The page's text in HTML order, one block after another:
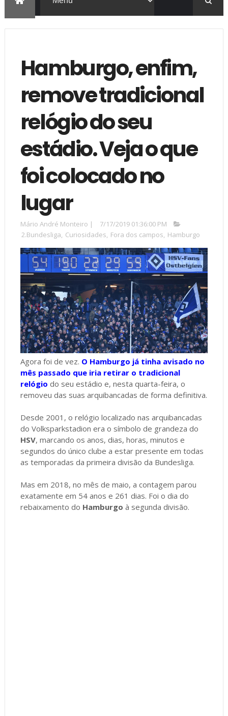
Hamburgo, enfim,
remove tradicional
relógio do seu
estádio. Veja o que
foi colocado no
lugar
Mário André Monteiro |
7/17/2019 01:36:00 PM
2.Bundesliga, Curiosidades, Fora dos campos, Hamburgo
Agora foi de vez. O Hamburgo já tinha avisado no
mês passado que iria retirar o tradicional
relógio do seu estádio e, nesta quarta-feira, o
removeu das suas arquibancadas de forma definitiva.
Desde 2001, o relógio localizado nas arquibancadas
do Volksparkstadion era o símbolo de grandeza do
HSV, marcando os anos, dias, horas, minutos e
segundos do único clube a estar presente em todas
as temporadas da primeira divisão da Bundesliga.
Mas em 2018, no mês de maio, a contagem parou
exatamente em 54 anos e 261 dias. Foi o dia do
rebaixamento do Hamburgo à segunda divisão.